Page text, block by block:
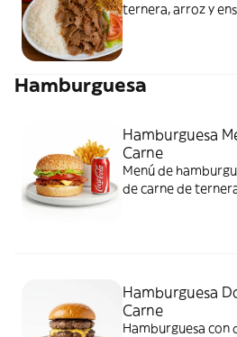
ternera, arroz y
Hamburguesa
Hamburguesa
Carne
Menú de
de carne de
Hamburguesa
Carne
Hamburguesa con